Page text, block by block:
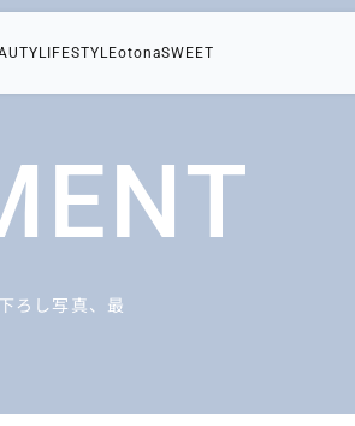
LIFESTYLEotonaSWEET
ろし写真、最